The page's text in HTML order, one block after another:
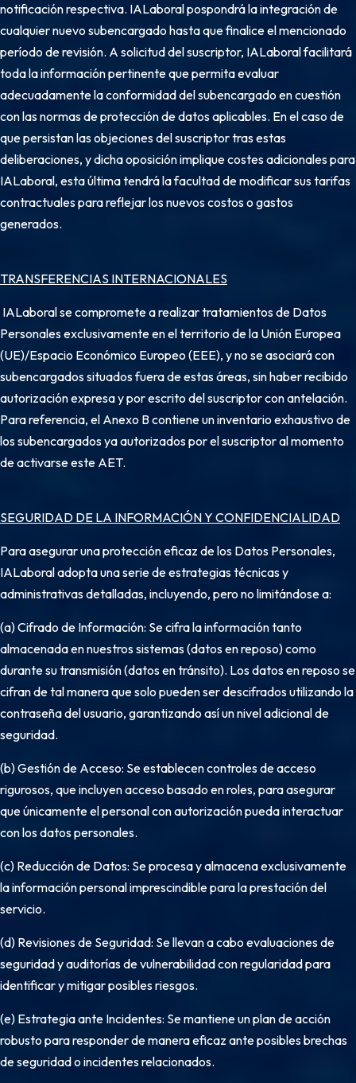
notificación respectiva. IALaboral pospondrá la integración de
cualquier nuevo subencargado hasta que finalice el mencionado
período de revisión. A solicitud del suscriptor, IALaboral facilitará
toda la información pertinente que permita evaluar
adecuadamente la conformidad del subencargado en cuestión
con las normas de protección de datos aplicables. En el caso de
que persistan las objeciones del suscriptor tras estas
deliberaciones, y dicha oposición implique costes adicionales para
IALaboral, esta última tendrá la facultad de modificar sus tarifas
contractuales para reflejar los nuevos costos o gastos
generados.
TRANSFERENCIAS INTERNACIONALES
IALaboral se compromete a realizar tratamientos de Datos
Personales exclusivamente en el territorio de la Unión Europea
(UE)/Espacio Económico Europeo (EEE), y no se asociará con
subencargados situados fuera de estas áreas, sin haber recibido
autorización expresa y por escrito del suscriptor con antelación.
Para referencia, el Anexo B contiene un inventario exhaustivo de
los subencargados ya autorizados por el suscriptor al momento
de activarse este AET.
SEGURIDAD DE LA INFORMACIÓN Y CONFIDENCIALIDAD
Para asegurar una protección eficaz de los Datos Personales,
IALaboral adopta una serie de estrategias técnicas y
administrativas detalladas, incluyendo, pero no limitándose a:
(a) Cifrado de Información: Se cifra la información tanto
almacenada en nuestros sistemas (datos en reposo) como
durante su transmisión (datos en tránsito). Los datos en reposo se
cifran de tal manera que solo pueden ser descifrados utilizando la
contraseña del usuario, garantizando así un nivel adicional de
seguridad.
(b) Gestión de Acceso: Se establecen controles de acceso
rigurosos, que incluyen acceso basado en roles, para asegurar
que únicamente el personal con autorización pueda interactuar
con los datos personales.
(c) Reducción de Datos: Se procesa y almacena exclusivamente
la información personal imprescindible para la prestación del
servicio.
(d) Revisiones de Seguridad: Se llevan a cabo evaluaciones de
seguridad y auditorías de vulnerabilidad con regularidad para
identificar y mitigar posibles riesgos.
(e) Estrategia ante Incidentes: Se mantiene un plan de acción
robusto para responder de manera eficaz ante posibles brechas
de seguridad o incidentes relacionados.